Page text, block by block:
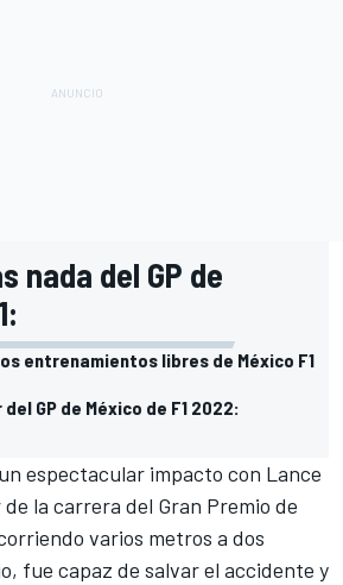
nada del GP de
entrenamientos libres de México F1
GP de México de F1 2022:
espectacular impacto con Lance
la carrera del Gran Premio de
varios metros a dos
fue capaz de salvar el accidente y